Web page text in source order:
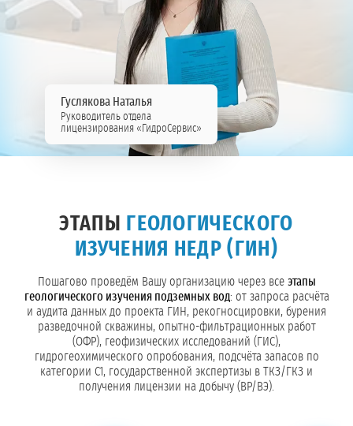
Гуслякова Наталья
Руководитель отдела
лицензирования «ГидроСервис»
ЭТАПЫ
ГЕОЛОГИЧЕСКОГО
ИЗУЧЕНИЯ НЕДР (ГИН)
Пошагово проведём Вашу организацию через все этапы
геологического изучения подземных вод: от запроса расчёта
и аудита данных до проекта ГИН, рекогносцировки, бурения
разведочной скважины, опытно-фильтрационных работ
(ОФР), геофизических исследований (ГИС),
гидрогеохимического опробования, подсчёта запасов по
категории С1, государственной экспертизы в ТКЗ/ГКЗ и
получения лицензии на добычу (ВР/ВЭ).